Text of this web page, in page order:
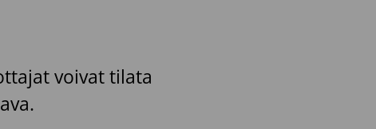
voivat tilata